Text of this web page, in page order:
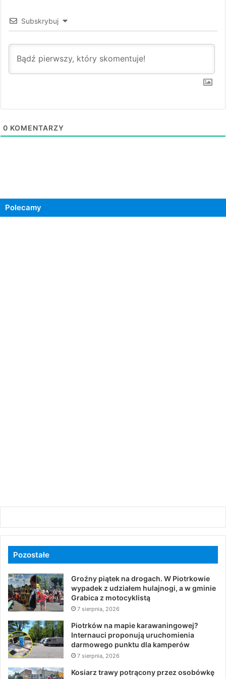
Subskrybuj
0 KOMENTARZY
Polecamy
Pozostałe
Groźny piątek na drogach. W Piotrkowie
wypadek z udziałem hulajnogi, a w gminie
Grabica z motocyklistą
7 sierpnia, 2026
Piotrków na mapie karawaningowej?
Internauci proponują uruchomienia
darmowego punktu dla kamperów
7 sierpnia, 2026
Kosiarz trawy potrącony przez osobówkę